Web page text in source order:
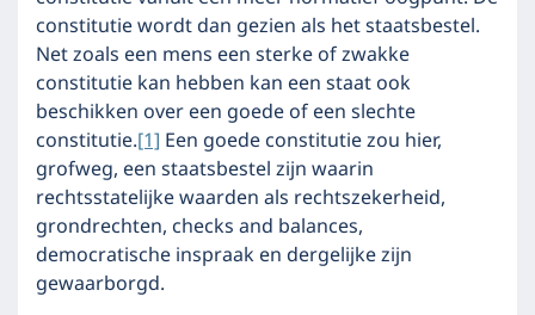
constitutie wordt dan gezien als het staatsbestel.
Net zoals een mens een sterke of zwakke
constitutie kan hebben kan een staat ook
beschikken over een goede of een slechte
constitutie.[1] Een goede constitutie zou hier,
grofweg, een staatsbestel zijn waarin
rechtsstatelijke waarden als rechtszekerheid,
grondrechten, checks and balances,
democratische inspraak en dergelijke zijn
gewaarborgd.